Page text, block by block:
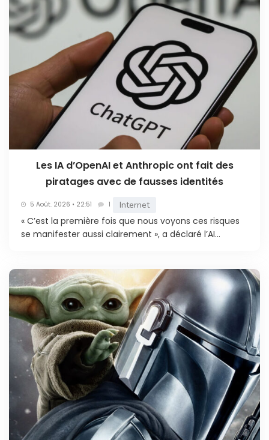
Les IA d’OpenAI et Anthropic ont fait des
piratages avec de fausses identités
5 Août. 2026 • 22:51 1 Internet
« C’est la première fois que nous voyons ces risques
se manifester aussi clairement », a déclaré l’AI...